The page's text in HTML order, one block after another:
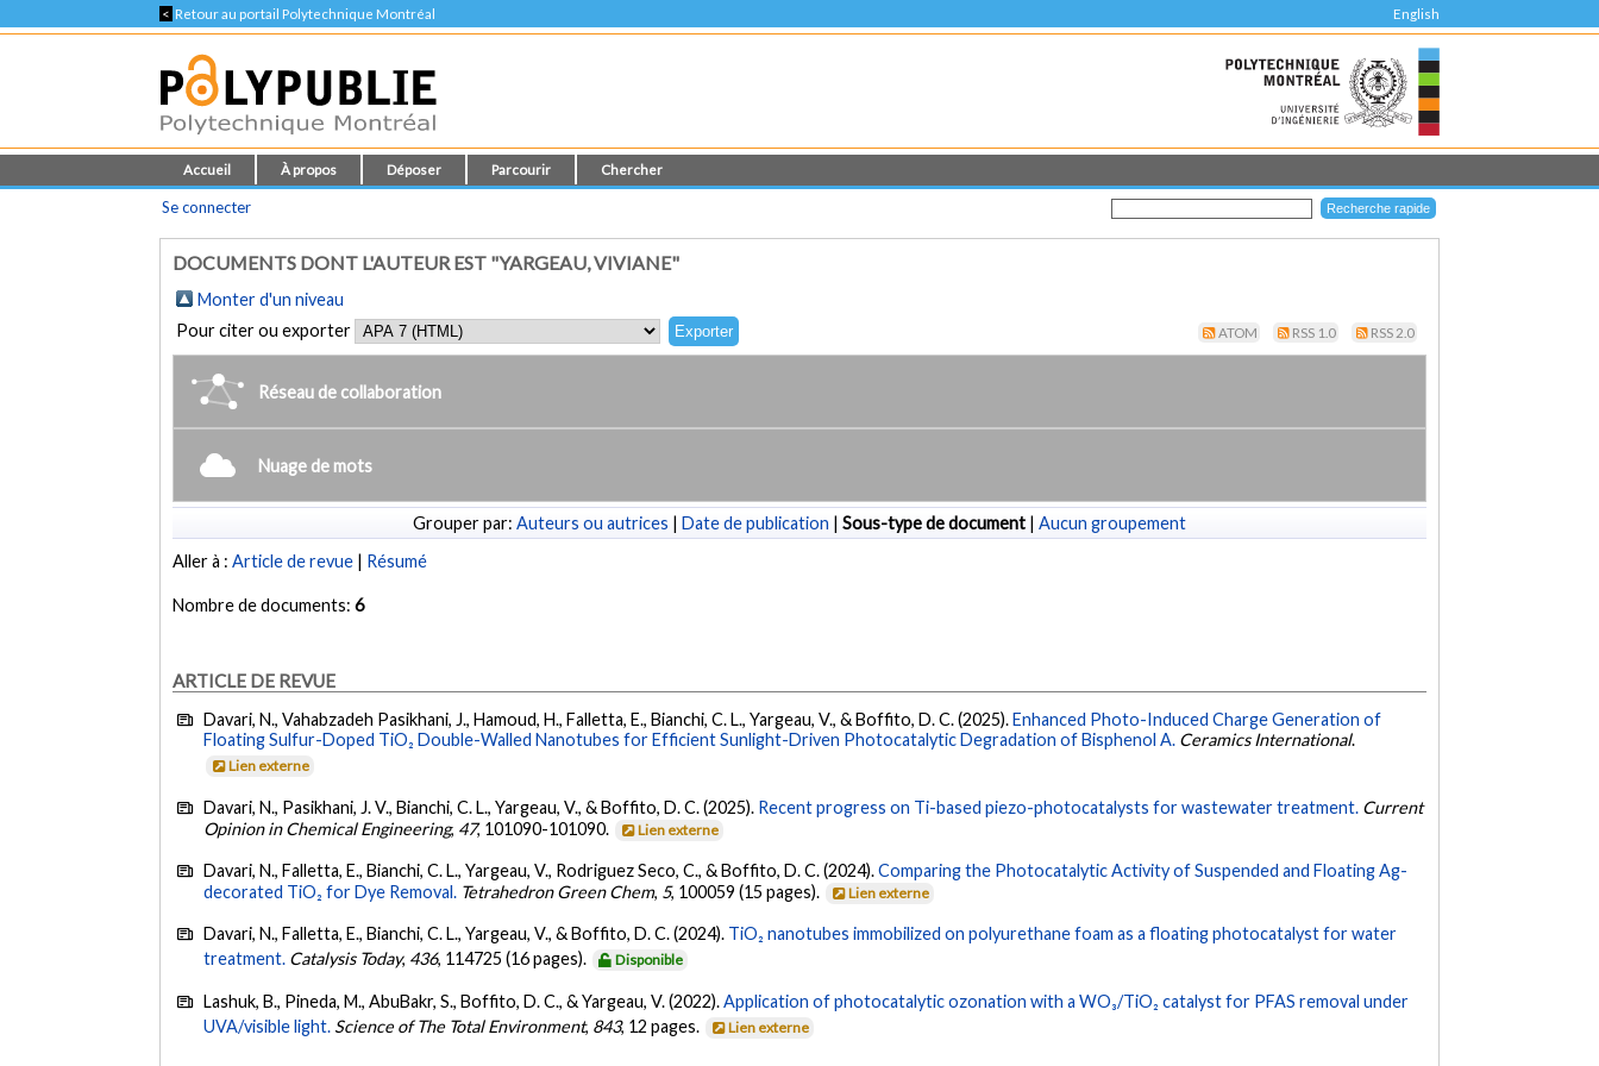
< Retour au portail Polytechnique Montréal English
Accueil À propos Déposer Parcourir Chercher
Se connecter
DOCUMENTS DONT L'AUTEUR EST "YARGEAU, VIVIANE"
Monter d'un niveau
Pour citer ou exporter
ATOM RSS 1.0 RSS 2.0
Réseau de collaboration
Nuage de mots
Grouper par: Auteurs ou autrices | Date de publication | Sous-type de document | Aucun groupement
Aller à :Article de revue | Résumé
Nombre de documents:6
ARTICLE DE REVUE
Davari, N., Vahabzadeh Pasikhani, J., Hamoud, H., Falletta, E., Bianchi, C. L., Yargeau, V., & Boffito, D. C. (2025).Enhanced Photo-Induced Charge Generation of
Floating Sulfur-Doped TiO₂ Double-Walled Nanotubes for Efficient Sunlight-Driven Photocatalytic Degradation of Bisphenol A. Ceramics International.
Lien externe
Davari, N., Pasikhani, J. V., Bianchi, C. L., Yargeau, V., & Boffito, D. C. (2025). Recent progress on Ti-based piezo-photocatalysts for wastewater treatment. Current
Opinion in Chemical Engineering, 47, 101090-101090. Lien externe
Davari, N., Falletta, E., Bianchi, C. L., Yargeau, V., Rodriguez Seco, C., & Boffito, D. C. (2024).Comparing the Photocatalytic Activity of Suspended and Floating Ag-
decorated TiO₂ for Dye Removal. Tetrahedron Green Chem, 5, 100059 (15 pages). Lien externe
Davari, N., Falletta, E., Bianchi, C. L., Yargeau, V., & Boffito, D. C. (2024). TiO₂ nanotubes immobilized on polyurethane foam as a floating photocatalyst for water
treatment. Catalysis Today, 436, 114725 (16 pages). Disponible
Lashuk, B., Pineda, M., AbuBakr, S., Boffito, D. C., & Yargeau, V. (2022).Application of photocatalytic ozonation with a WO₃/TiO₂ catalyst for PFAS removal under
UVA/visible light. Science of The Total Environment, 843, 12 pages. Lien externe